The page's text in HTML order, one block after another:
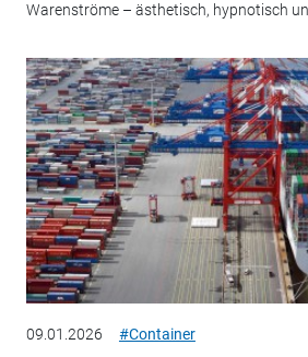
Warenströme – ästhetisch, hypnotisch
09.01.2026 #Container